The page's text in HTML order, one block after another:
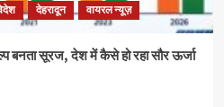
देहरादून वायरल न्यूज़
बनता सूरज, देश में कैसे हो रहा सौर ऊर्जा